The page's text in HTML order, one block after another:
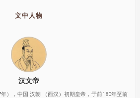
文中人物
汉文帝
），中国 汉朝 （西汉）初期皇帝，于前180年至前